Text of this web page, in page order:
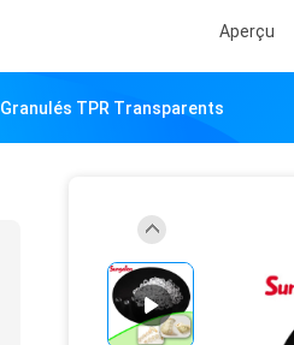
Aperçu
Granulés TPR Transparents